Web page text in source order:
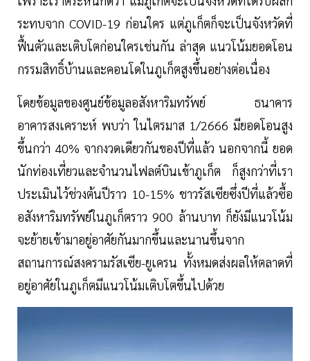
ระทบจาก COVID-19 ก่อนใคร แต่ภูเก็ตก็จะเป็นจังหวัดที่
ฟื้นตัวและเติบโตก่อนใครเช่นกัน ล่าสุด แนวโน้มยอดโอน
กรรมสิทธิ์บ้านและคอนโดในภูเก็ตสูงขึ้นอย่างต่อเนื่อง
โดยข้อมูลของศูนย์ข้อมูลอสังหาริมทรัพย์ ธนาคาร
อาคารสงเคราะห์ พบว่า ในไตรมาส 1/2666 มียอดโอนสูง
ขึ้นกว่า 40% จากงวดเดียวกันของปีที่แล้ว นอกจากนี้ ยอด
นักท่องเที่ยวและจำนวนไฟลต์บินเข้าภูเก็ต ก็สูงกว่าที่เรา
ประเมินไว้ช่วงต้นปีราว 10-15% ชาวรัสเซียซึ่งปีที่แล้วซื้อ
อสังหาริมทรัพย์ในภูเก็ตราว 900 ล้านบาท ก็ยังมีแนวโน้ม
จะย้ายเข้ามาอยู่อาศัยกันมากขึ้นและนานขึ้นจาก
สถานการณ์สงครามรัสเซีย-ยูเครน ทั้งหมดส่งผลให้ตลาดที่
อยู่อาศัยในภูเก็ตมีแนวโน้มเติบโตขึ้นไปด้วย